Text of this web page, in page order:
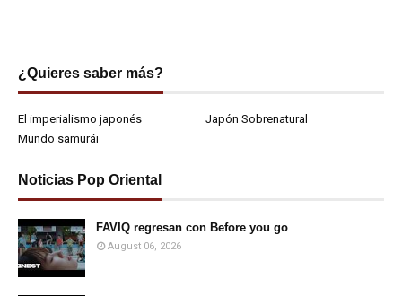
¿Quieres saber más?
El imperialismo japonés
Japón Sobrenatural
Mundo samurái
Noticias Pop Oriental
FAVIQ regresan con Before you go
August 06, 2026